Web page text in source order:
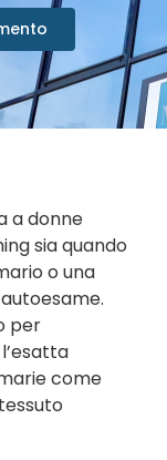
a donne
sia quando
o una
per
come